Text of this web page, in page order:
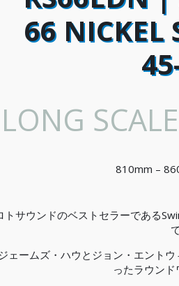
66 NICKEL
LONG SCALE
810mm –
トサウンドのベストセラーである
ェームズ・ハウとジョン・エント
ったラウンド